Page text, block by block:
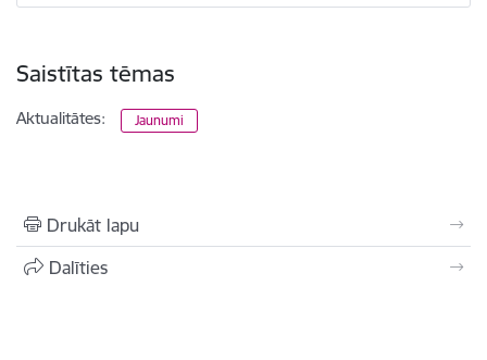
Saistītas tēmas
Aktualitātes: Jaunumi
Drukāt lapu
Dalīties